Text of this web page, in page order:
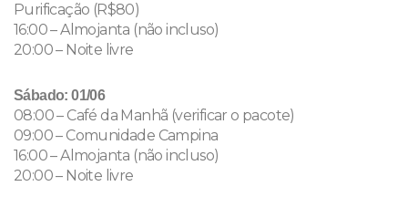
Purificação (R$80)
16:00 – Almojanta (não incluso)
20:00 – Noite livre
Sábado: 01/06
08:00 – Café da Manhã (verificar o pacote)
09:00 – Comunidade Campina
16:00 – Almojanta (não incluso)
20:00 – Noite livre